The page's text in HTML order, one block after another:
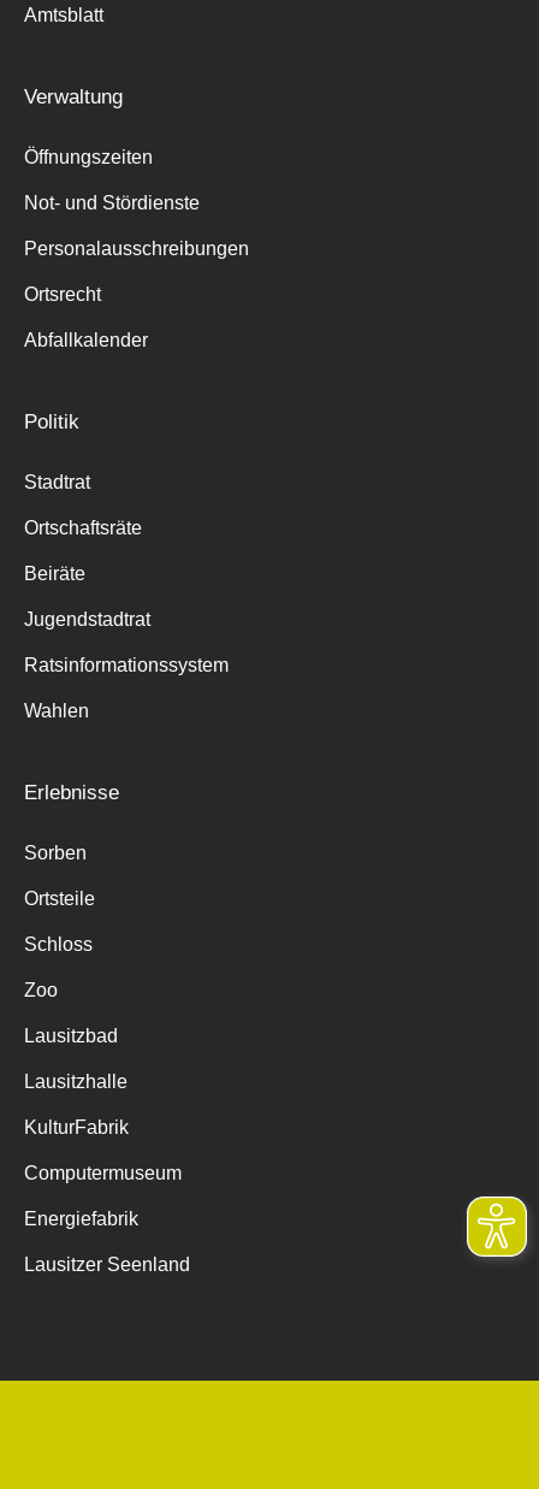
Amtsblatt
Verwaltung
Öffnungszeiten
Not- und Stördienste
Personalausschreibungen
Ortsrecht
Abfallkalender
Politik
Stadtrat
Ortschaftsräte
Beiräte
Jugendstadtrat
Ratsinformationssystem
Wahlen
Erlebnisse
Sorben
Ortsteile
Schloss
Zoo
Lausitzbad
Lausitzhalle
KulturFabrik
Computermuseum
Energiefabrik
Lausitzer Seenland